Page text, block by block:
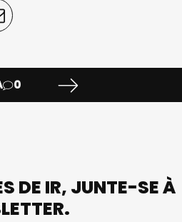
0
DE IR, JUNTE-SE À